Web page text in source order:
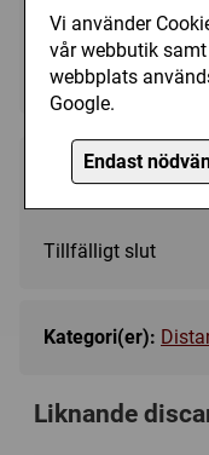
Vi använder
vår webbutik
webbplats
Google.
Endast
Yellow - Ej i lager
189 kr
Tillfälligt slut
Kategori(er):
Liknande